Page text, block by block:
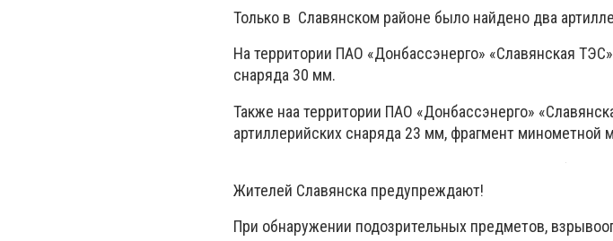
Только в Славянском районе было найдено два
На территории ПАО «Донбассэнерго» «Славянская
снаряда 30 мм.
Также наа территории ПАО «Донбассэнерго»
артиллерийских снаряда 23 мм, фрагмент минометной
Жителей Славянска предупреждают!
При обнаружении подозрительных предметов,